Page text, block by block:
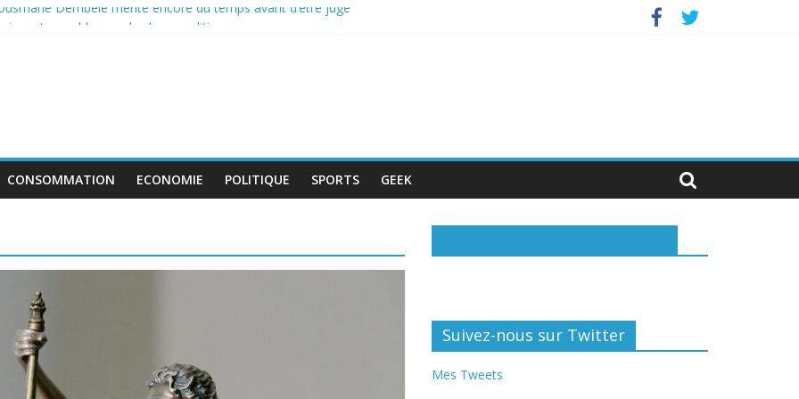
Dembélé mérite encore du temps avant d’être jugé
CONSOMMATION ECONOMIE POLITIQUE SPORTS GEEK
Suivez-nous sur Twitter
Mes Tweets